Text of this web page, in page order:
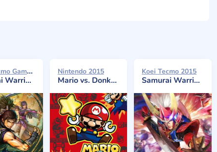
Koei Tecmo Games 2021
5
Nintendo 2015
Mario vs. Donkey Kong: Tipping Stars
Koei Tecmo 2015
Samurai Warriors 4-II